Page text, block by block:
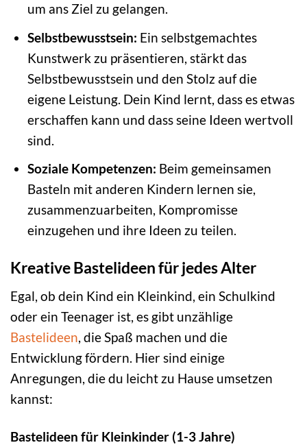
um ans Ziel zu gelangen.
Selbstbewusstsein: Ein selbstgemachtes
Kunstwerk zu präsentieren, stärkt das
Selbstbewusstsein und den Stolz auf die
eigene Leistung. Dein Kind lernt, dass es etwas
erschaffen kann und dass seine Ideen wertvoll
sind.
Soziale Kompetenzen: Beim gemeinsamen
Basteln mit anderen Kindern lernen sie,
zusammenzuarbeiten, Kompromisse
einzugehen und ihre Ideen zu teilen.
Kreative Bastelideen für jedes Alter
Egal, ob dein Kind ein Kleinkind, ein Schulkind
oder ein Teenager ist, es gibt unzählige
Bastelideen, die Spaß machen und die
Entwicklung fördern. Hier sind einige
Anregungen, die du leicht zu Hause umsetzen
kannst:
Bastelideen für Kleinkinder (1-3 Jahre)